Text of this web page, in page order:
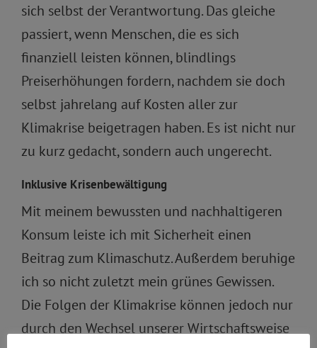
sich selbst der Verantwortung. Das gleiche
passiert, wenn Menschen, die es sich
finanziell leisten können, blindlings
Preiserhöhungen fordern, nachdem sie doch
selbst jahrelang auf Kosten aller zur
Klimakrise beigetragen haben. Es ist nicht nur
zu kurz gedacht, sondern auch ungerecht.
Inklusive Krisenbewältigung
Mit meinem bewussten und nachhaltigeren
Konsum leiste ich mit Sicherheit einen
Beitrag zum Klimaschutz. Außerdem beruhige
ich so nicht zuletzt mein grünes Gewissen.
Die Folgen der Klimakrise können jedoch nur
durch den Wechsel unserer Wirtschaftsweise